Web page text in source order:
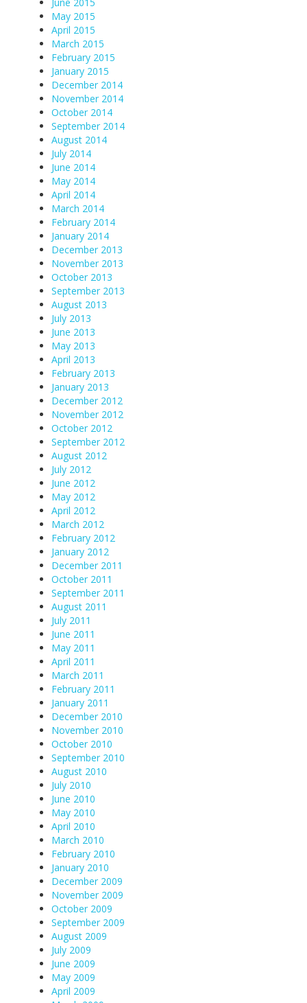
May 2015
April 2015
March 2015
February 2015
January 2015
December 2014
November 2014
October 2014
September 2014
August 2014
July 2014
June 2014
May 2014
April 2014
March 2014
February 2014
January 2014
December 2013
November 2013
October 2013
September 2013
August 2013
July 2013
June 2013
May 2013
April 2013
February 2013
January 2013
December 2012
November 2012
October 2012
September 2012
August 2012
July 2012
June 2012
May 2012
April 2012
March 2012
February 2012
January 2012
December 2011
October 2011
September 2011
August 2011
July 2011
June 2011
May 2011
April 2011
March 2011
February 2011
January 2011
December 2010
November 2010
October 2010
September 2010
August 2010
July 2010
June 2010
May 2010
April 2010
March 2010
February 2010
January 2010
December 2009
November 2009
October 2009
September 2009
August 2009
July 2009
June 2009
May 2009
April 2009